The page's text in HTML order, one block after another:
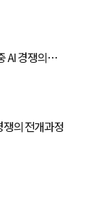
AI 경쟁의
라본 미-중 기술경쟁의 전개과정